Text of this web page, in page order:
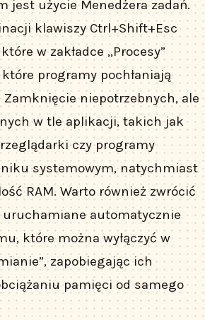
jest użycie Menedżera zadań.
klawiszy Ctrl+Shift+Esc
w zakładce „Procesy”
programy pochłaniają
niepotrzebnych, ale
w tle aplikacji, takich jak
czy programy
systemowym, natychmiast
RAM. Warto również zwrócić
uruchamiane automatycznie
które można wyłączyć w
zapobiegając ich
pamięci od samego